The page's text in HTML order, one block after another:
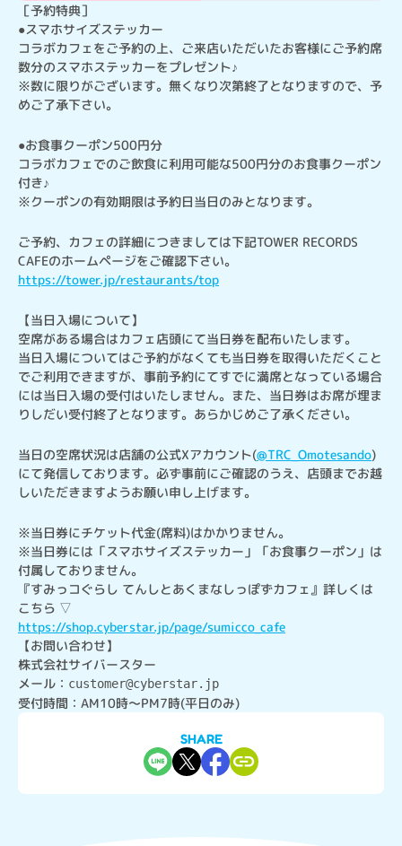
［予約特典］
●スマホサイズステッカー
コラボカフェをご予約の上、ご来店いただいたお客様にご予約席
数分のスマホステッカーをプレゼント♪
※数に限りがございます。無くなり次第終了となりますので、予
めご了承下さい。
●お食事クーポン500円分
コラボカフェでのご飲食に利用可能な500円分のお食事クーポン
付き♪
※クーポンの有効期限は予約日当日のみとなります。
ご予約、カフェの詳細につきましては下記TOWER RECORDS
https://tower.jp/restaurants/top
【当日入場について】
空席がある場合はカフェ店頭にて当日券を配布いたします。
当日入場についてはご予約がなくても当日券を取得いただくこと
でご利用できますが、事前予約にてすでに満席となっている場合
には当日入場の受付はいたしません。また、当日券はお席が埋ま
りしだい受付終了となります。あらかじめご了承ください。
当日の空席状況は店舗の公式Xアカウント(@TRC_Omotesando)
にて発信しております。必ず事前にご確認のうえ、店頭までお越
しいただきますようお願い申し上げます。
※当日券にチケット代金(席料)はかかりません。
※当日券には「スマホサイズステッカー」「お食事クーポン」は
付属しておりません。
『すみっコぐらし てんしとあくまなしっぽずカフェ』詳しくは
https://shop.cyberstar.jp/page/sumicco_cafe
【お問い合わせ】
株式会社サイバースター
メール： customer@cyberstar.jp
受付時間：AM10時〜PM7時(平日のみ)
SHARE